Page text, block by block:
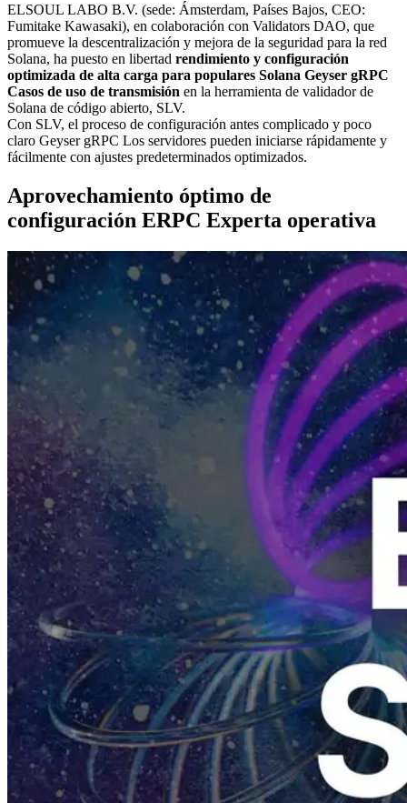
ELSOUL LABO B.V. (sede: Ámsterdam, Países Bajos, CEO:
Fumitake Kawasaki), en colaboración con Validators DAO, que
promueve la descentralización y mejora de la seguridad para la red
Solana, ha puesto en libertad rendimiento y configuración
optimizada de alta carga para populares Solana Geyser gRPC
Casos de uso de transmisión en la herramienta de validador de
Solana de código abierto, SLV.
Con SLV, el proceso de configuración antes complicado y poco
claro Geyser gRPC Los servidores pueden iniciarse rápidamente y
fácilmente con ajustes predeterminados optimizados.
Aprovechamiento óptimo de
configuración ERPC Experta operativa